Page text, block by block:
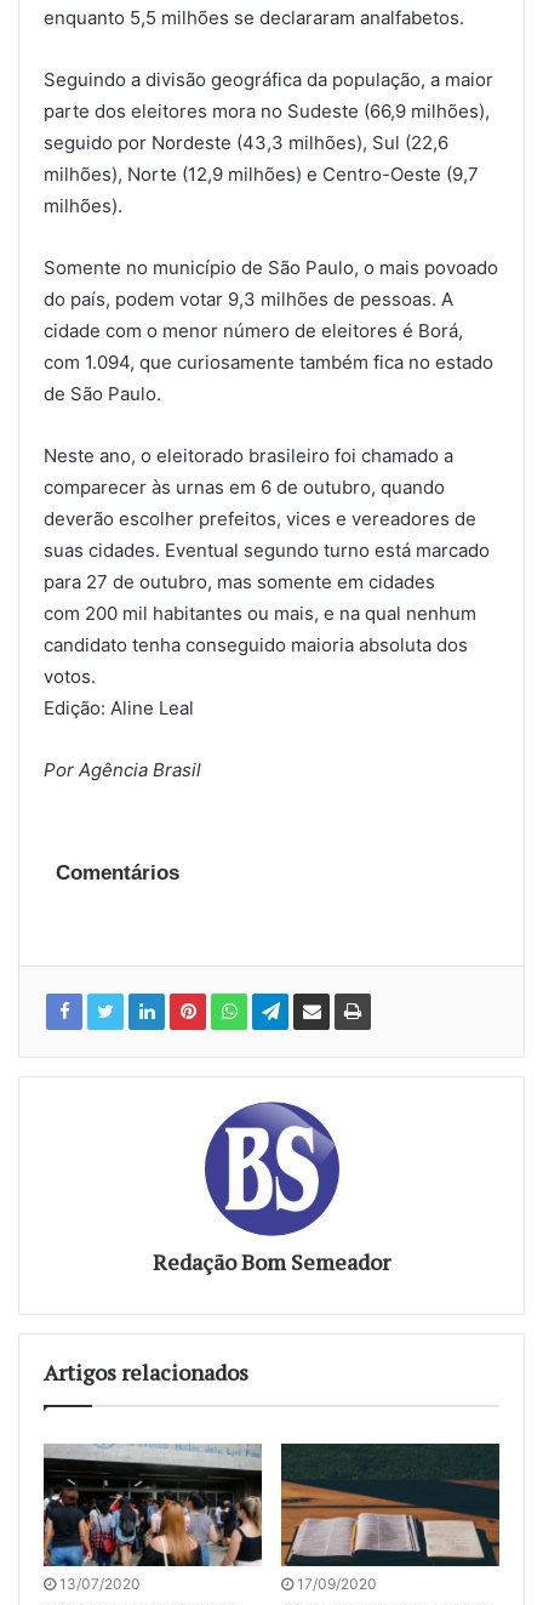
enquanto 5,5 milhões se declararam analfabetos.
Seguindo a divisão geográfica da população, a maior
parte dos eleitores mora no Sudeste (66,9 milhões),
seguido por Nordeste (43,3 milhões), Sul (22,6
milhões), Norte (12,9 milhões) e Centro-Oeste (9,7
milhões).
Somente no município de São Paulo, o mais povoado
do país, podem votar 9,3 milhões de pessoas. A
cidade com o menor número de eleitores é Borá,
com 1.094, que curiosamente também fica no estado
de São Paulo.
Neste ano, o eleitorado brasileiro foi chamado a
comparecer às urnas em 6 de outubro, quando
deverão escolher prefeitos, vices e vereadores de
suas cidades. Eventual segundo turno está marcado
para 27 de outubro, mas somente em cidades
com 200 mil habitantes ou mais, e na qual nenhum
candidato tenha conseguido maioria absoluta dos
votos.
Edição: Aline Leal
Por Agência Brasil
Comentários
Redação Bom Semeador
Artigos relacionados
13/07/2020 17/09/2020